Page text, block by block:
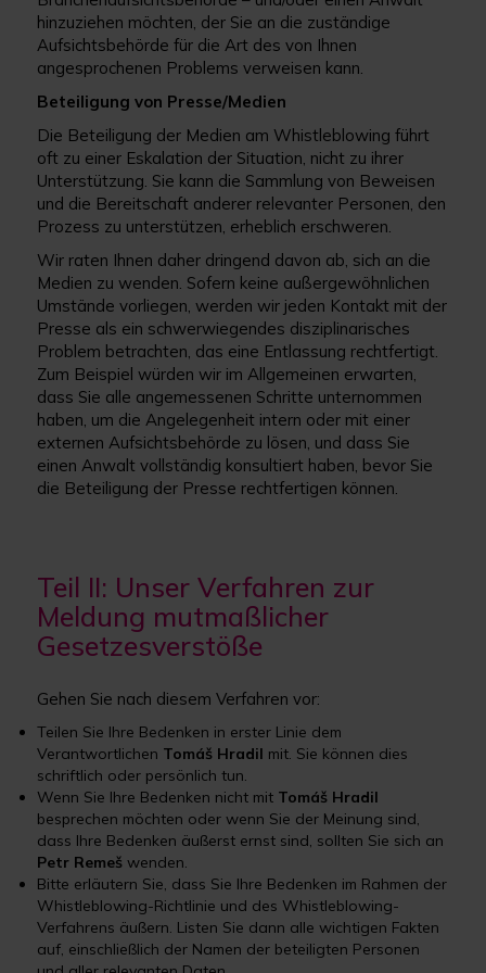
hinzuziehen möchten, der Sie an die zuständige
Aufsichtsbehörde für die Art des von Ihnen
angesprochenen Problems verweisen kann.
Beteiligung von Presse/Medien
Die Beteiligung der Medien am Whistleblowing führt
oft zu einer Eskalation der Situation, nicht zu ihrer
Unterstützung. Sie kann die Sammlung von Beweisen
und die Bereitschaft anderer relevanter Personen, den
Prozess zu unterstützen, erheblich erschweren.
Wir raten Ihnen daher dringend davon ab, sich an die
Medien zu wenden. Sofern keine außergewöhnlichen
Umstände vorliegen, werden wir jeden Kontakt mit der
Presse als ein schwerwiegendes disziplinarisches
Problem betrachten, das eine Entlassung rechtfertigt.
Zum Beispiel würden wir im Allgemeinen erwarten,
dass Sie alle angemessenen Schritte unternommen
haben, um die Angelegenheit intern oder mit einer
externen Aufsichtsbehörde zu lösen, und dass Sie
einen Anwalt vollständig konsultiert haben, bevor Sie
die Beteiligung der Presse rechtfertigen können.
Teil II: Unser Verfahren zur
Meldung mutmaßlicher
Gesetzesverstöße
Gehen Sie nach diesem Verfahren vor:
Teilen Sie Ihre Bedenken in erster Linie dem
Verantwortlichen Tomáš Hradil mit. Sie können dies
schriftlich oder persönlich tun.
Wenn Sie Ihre Bedenken nicht mit Tomáš Hradil
besprechen möchten oder wenn Sie der Meinung sind,
dass Ihre Bedenken äußerst ernst sind, sollten Sie sich an
Petr Remešwenden.
Bitte erläutern Sie, dass Sie Ihre Bedenken im Rahmen der
Whistleblowing-Richtlinie und des Whistleblowing-
Verfahrens äußern. Listen Sie dann alle wichtigen Fakten
auf, einschließlich der Namen der beteiligten Personen